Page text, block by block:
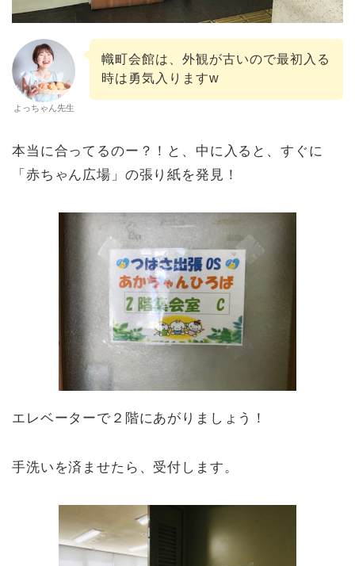
よっちゃん先生
幟町会館は、外観が古いので最初入る
時は勇気入りますw
本当に合ってるのー？！と、中に入ると、すぐに
「赤ちゃん広場」の張り紙を発見！
エレベーターで２階にあがりましょう！
手洗いを済ませたら、受付します。